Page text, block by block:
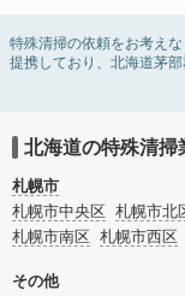
特殊清掃の依頼をお考え
提携しており、北海道茅
ます。孤独死・孤立死に
合はリフォームによる原
消臭サービスなど絞り込
また故人のご遺族だけで
のご担当者様でも相談でき
北海道の特殊清掃
札幌市
札幌市中央区 札幌市北
札幌市南区 札幌市西区
その他